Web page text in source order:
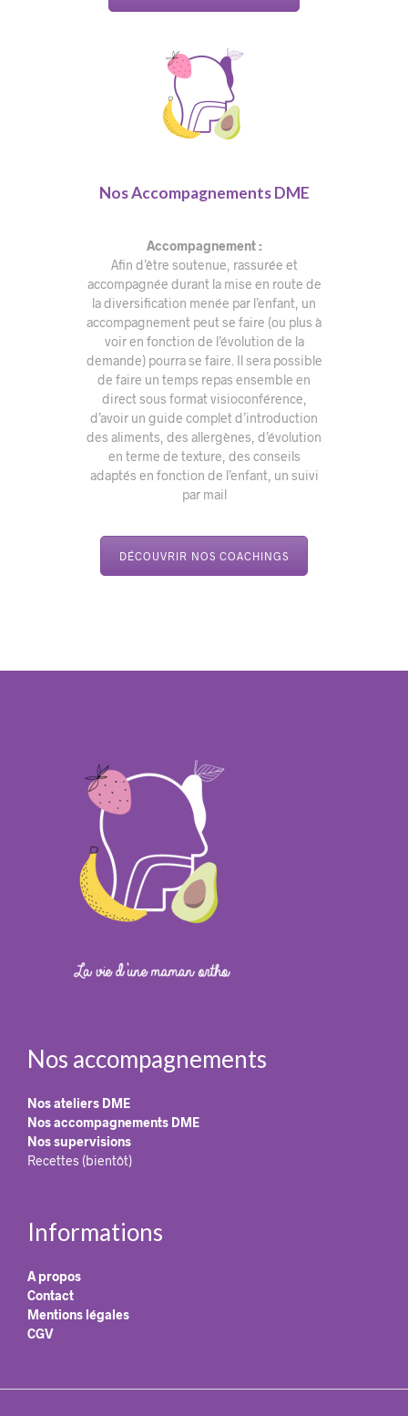
Nos Accompagnements DME
Accompagnement :
Afin d’être soutenue, rassurée et
accompagnée durant la mise en route de
la diversification menée par l’enfant, un
accompagnement peut se faire (ou plus à
voir en fonction de l’évolution de la
demande) pourra se faire. Il sera possible
de faire un temps repas ensemble en
direct sous format visioconférence,
d’avoir un guide complet d’introduction
des aliments, des allergènes, d’évolution
en terme de texture, des conseils
adaptés en fonction de l’enfant, un suivi
par mail
DÉCOUVRIR NOS COACHINGS
Nos accompagnements
Nos ateliers DME
Nos accompagnements DME
Nos supervisions
Recettes (bientôt)
Informations
A propos
Contact
Mentions légales
CGV